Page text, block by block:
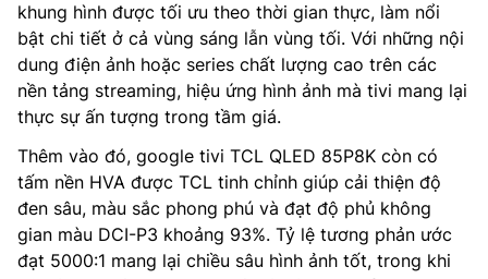
khung hình được tối ưu theo thời gian thực, làm nổi
bật chi tiết ở cả vùng sáng lẫn vùng tối. Với những nội
dung điện ảnh hoặc series chất lượng cao trên các
nền tảng streaming, hiệu ứng hình ảnh mà tivi mang lại
thực sự ấn tượng trong tầm giá.
Thêm vào đó, google tivi TCL QLED 85P8K còn có
tấm nền HVA được TCL tinh chỉnh giúp cải thiện độ
đen sâu, màu sắc phong phú và đạt độ phủ không
gian màu DCI-P3 khoảng 93%. Tỷ lệ tương phản ước
đạt 5000:1 mang lại chiều sâu hình ảnh tốt, trong khi